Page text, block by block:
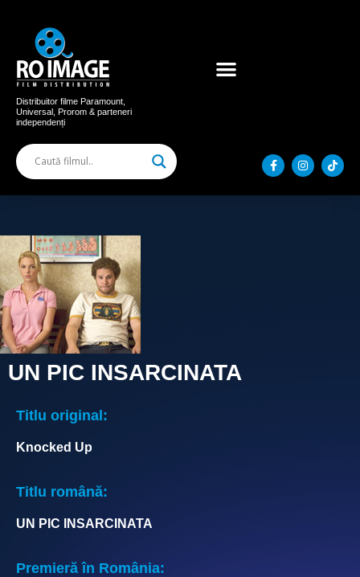
Distribuitor filme Paramount,
Universal, Prorom & parteneri
independenți
UN PIC INSARCINATA
Titlu original:
Knocked Up
Titlu română:
UN PIC INSARCINATA
Premieră în România: